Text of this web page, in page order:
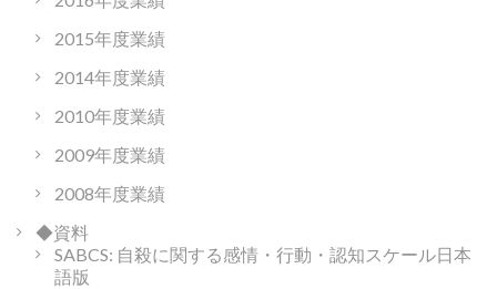
2015年度業績
2014年度業績
2010年度業績
2009年度業績
2008年度業績
◆資料
SABCS: 自殺に関する感情・行動・認知スケール日本
語版